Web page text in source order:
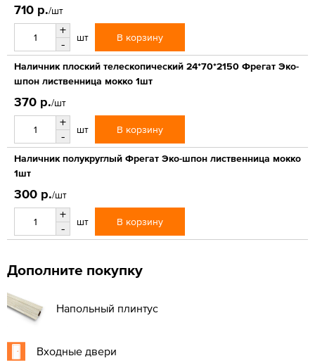
710 р./шт
+
-
шт В корзину
Наличник плоский телескопический 24*70*2150 Фрегат Эко-
шпон лиственница мокко 1шт
370 р./шт
+
-
шт В корзину
Наличник полукруглый Фрегат Эко-шпон лиственница мокко
1шт
300 р./шт
+
-
шт В корзину
Дополните покупку
Напольный плинтус
Входные двери